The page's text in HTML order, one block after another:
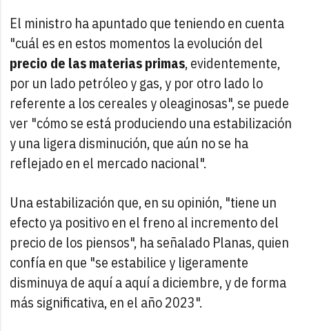
El ministro ha apuntado que teniendo en cuenta
"cuál es en estos momentos la evolución del
precio de las materias primas, evidentemente,
por un lado petróleo y gas, y por otro lado lo
referente a los cereales y oleaginosas", se puede
ver "cómo se está produciendo una estabilización
y una ligera disminución, que aún no se ha
reflejado en el mercado nacional".
Una estabilización que, en su opinión, "tiene un
efecto ya positivo en el freno al incremento del
precio de los piensos", ha señalado Planas, quien
confía en que "se estabilice y ligeramente
disminuya de aquí a aquí a diciembre, y de forma
más significativa, en el año 2023".